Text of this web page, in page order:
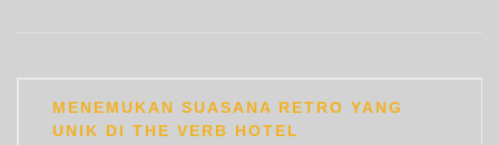
navigation
MENEMUKAN SUASANA RETRO YANG
UNIK DI THE VERB HOTEL